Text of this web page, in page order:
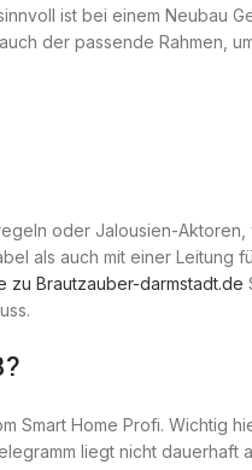
ist bei einem Neubau
der passende Rahmen,
oder Jalousien-
als auch mit einer Leitung
zu Brautzauber-darmstadt.de
Smart Home Profi. Wichtig
liegt nicht dauerhaft